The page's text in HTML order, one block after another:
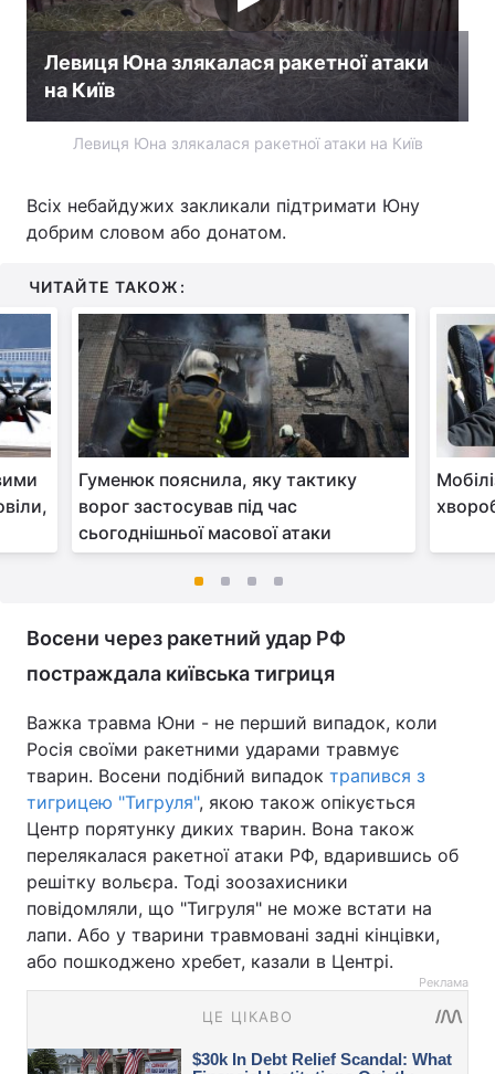
Левиця Юна злякалася ракетної атаки
на Київ
Левиця Юна злякалася ракетної атаки на Київ
Всіх небайдужих закликали підтримати Юну
добрим словом або донатом.
ЧИТАЙТЕ ТАКОЖ:
Гуменюк пояснила, яку тактику
ворог застосував під час
сьогоднішньої масової атаки
Восени через ракетний удар РФ
постраждала київська тигриця
Важка травма Юни - не перший випадок, коли
Росія своїми ракетними ударами травмує
тварин. Восени подібний випадок трапився з
тигрицею "Тигруля", якою також опікується
Центр порятунку диких тварин. Вона також
перелякалася ракетної атаки РФ, вдарившись об
решітку вольєра. Тоді зоозахисники
повідомляли, що "Тигруля" не може встати на
лапи. Або у тварини травмовані задні кінцівки,
або пошкоджено хребет, казали в Центрі.
Реклама